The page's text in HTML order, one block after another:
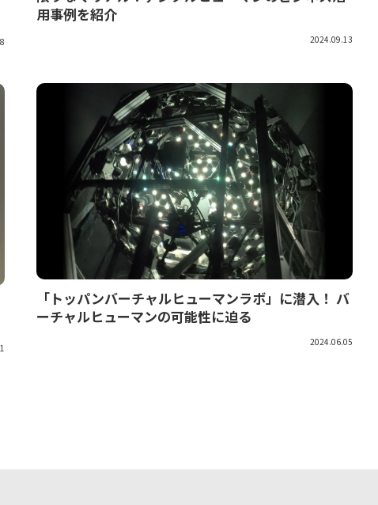
用事例を紹介
2024.09.13
「トッパンバーチャルヒューマンラボ」に潜入！ バ
ーチャルヒューマンの可能性に迫る
2024.06.05